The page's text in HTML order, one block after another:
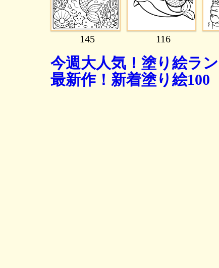
145 116
今週大人気！塗り絵ラ
最新作！新着塗り絵100